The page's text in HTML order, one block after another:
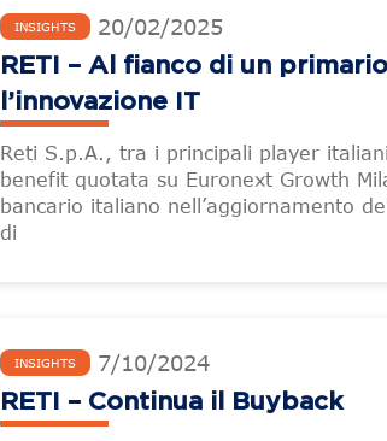
INSIGHTS 20/02/2025
RETI – Al fianco di un
l’innovazione IT
Reti S.p.A., tra i principali player
benefit quotata su Euronext Growth
bancario italiano nell’aggiornamento
di
INSIGHTS 7/10/2024
RETI – Continua il Buyback